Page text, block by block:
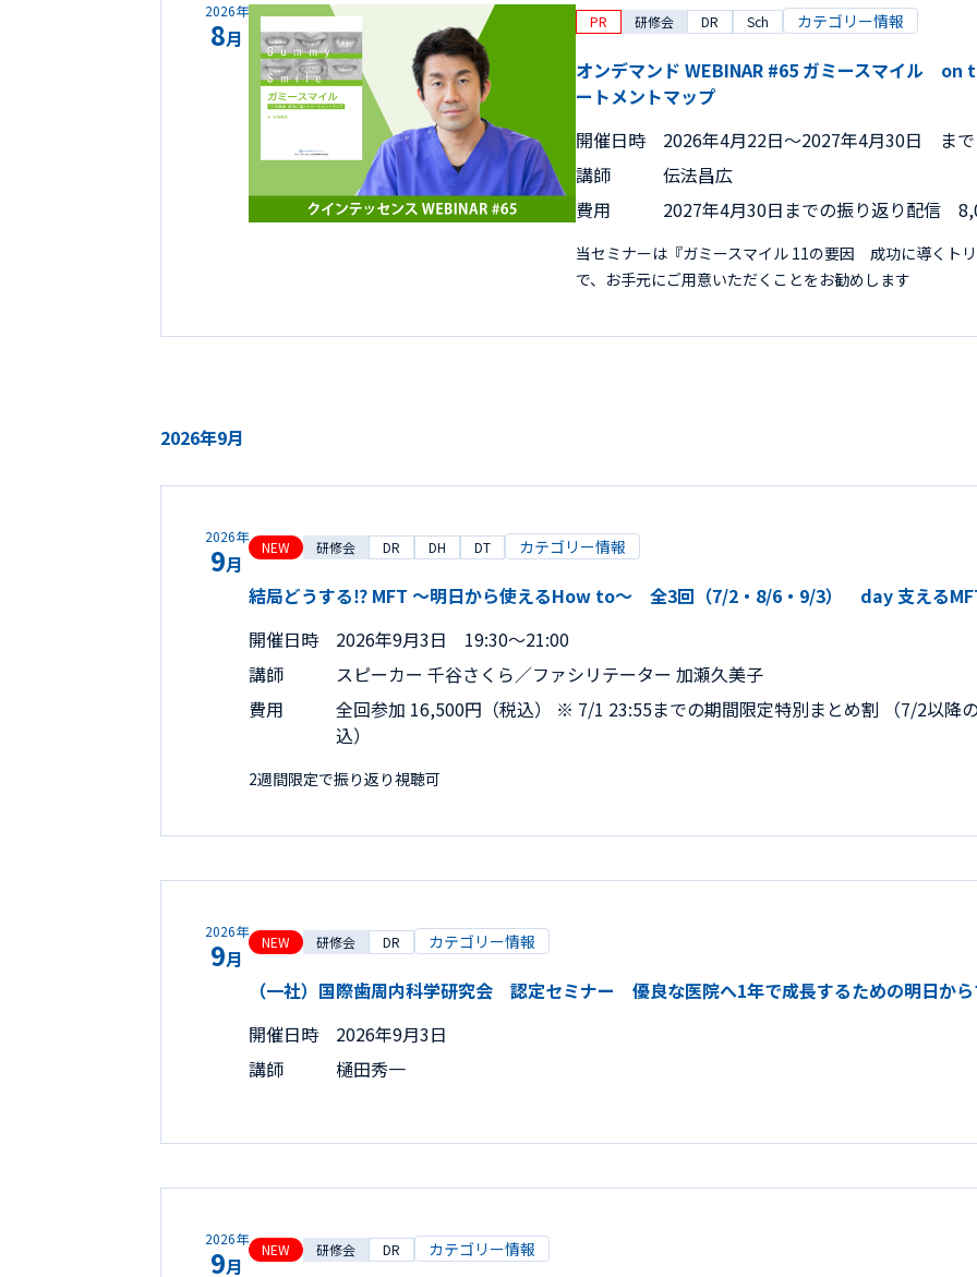
2026年
8月
PR 研修会 DR Sch カテゴリー情報
オンデマンド WEBINAR #65 ガミースマイル on
ートメントマップ
開催日時
2026年4月22日〜2027年4月30日 まで
講師
伝法昌広
費用
2027年4月30日までの振り返り配信
当セミナーは『ガミースマイル 11の要因 成功に導くト
で、お手元にご用意いただくことをお勧めします
2026年9月
2026年
9月
NEW 研修会 DR DH DT カテゴリー情報
結局どうする⁉︎ MFT 〜明日から使えるHow to〜 全3回（7/2・8/6・9/3） day 支える
開催日時
2026年9月3日 19:30～21:00
講師
スピーカー 千谷さくら／ファシリテーター 加瀬久美子
費用
全回参加 16,500円（税込） ※ 7/1 23:55までの期間限定特別まとめ割 （7/2以降
込）
2週間限定で振り返り視聴可
2026年
9月
NEW 研修会 DR カテゴリー情報
（一社）国際歯周内科学研究会 認定セミナー 優良な医院へ1年で成長するための明日か
開催日時
2026年9月3日
講師
樋田秀一
2026年
9月
NEW 研修会 DR カテゴリー情報